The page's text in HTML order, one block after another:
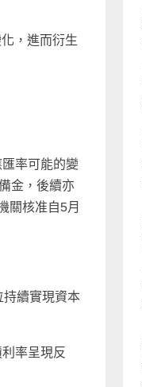
，進而衍生
率可能的變
金，後續亦
關核准自5月
持續實現資本
率呈現反